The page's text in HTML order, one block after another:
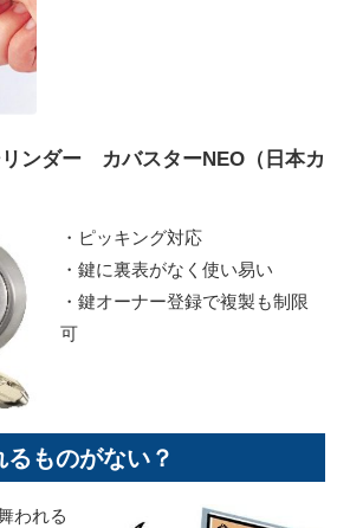
ンダー カバスターNEO（日本カ
・ピッキング対応
・鍵に裏表がなく使い易い
・鍵オーナー登録で複製も制限
可
ものがない？
われる